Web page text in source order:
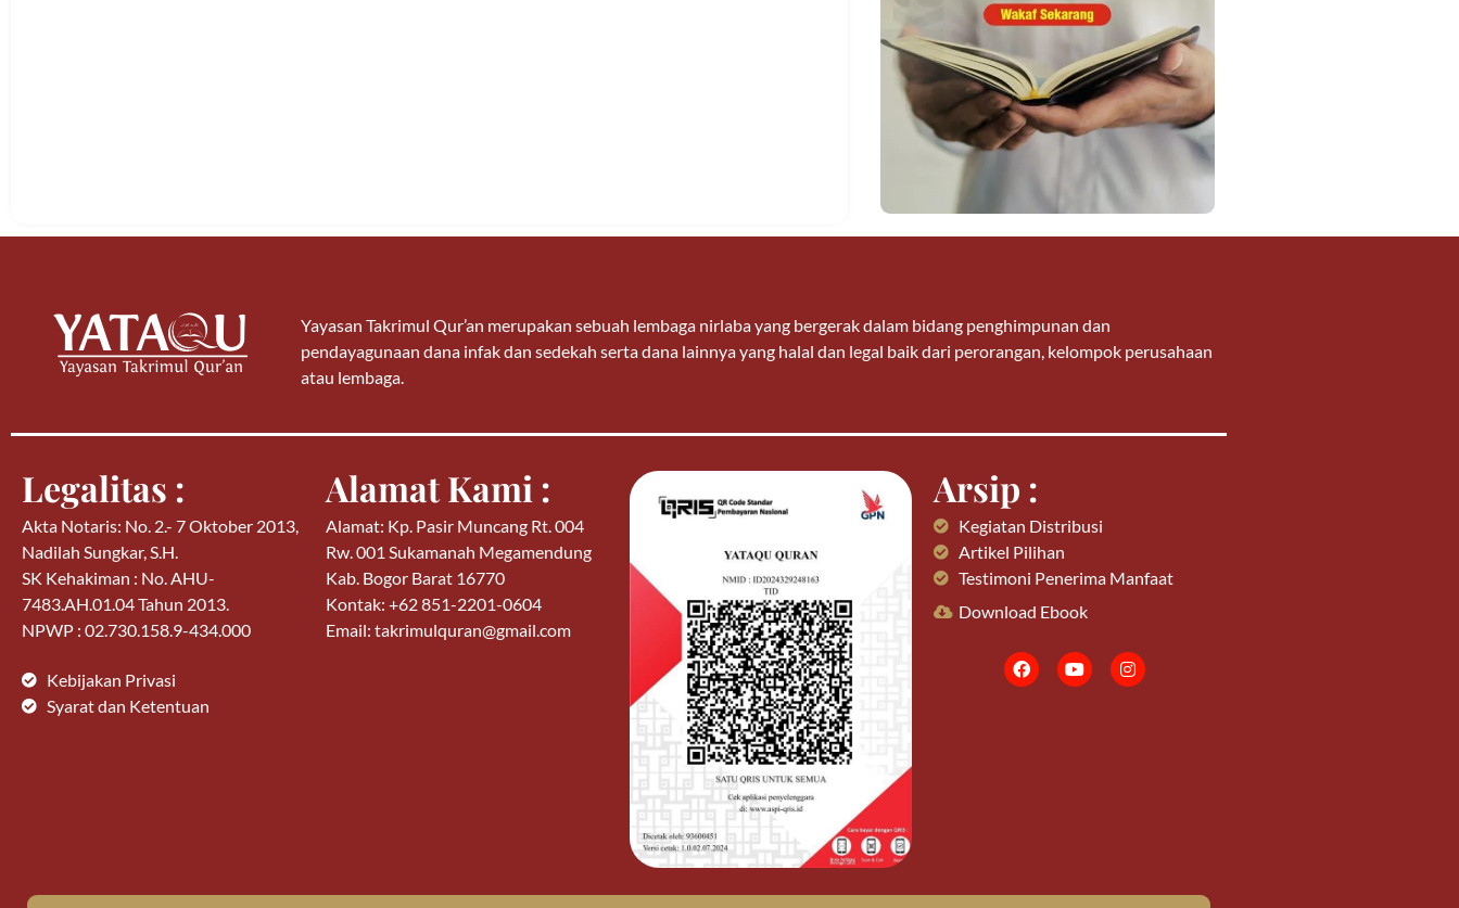
Yayasan Takrimul Qur’an merupakan sebuah lembaga nirlaba yang bergerak dalam bidang penghimpunan dan
pendayagunaan dana infak dan sedekah serta dana lainnya yang halal dan legal baik dari perorangan, kelompok perusahaan
atau lembaga.
Legalitas :
Akta Notaris: No. 2.- 7 Oktober 2013,
Nadilah Sungkar, S.H.
SK Kehakiman : No. AHU-
7483.AH.01.04 Tahun 2013.
NPWP : 02.730.158.9-434.000
Kebijakan Privasi
Syarat dan Ketentuan
Alamat Kami :
Alamat: Kp. Pasir Muncang Rt. 004
Rw. 001 Sukamanah Megamendung
Kab. Bogor Barat 16770
Kontak: +62 851-2201-0604
Email: takrimulquran@gmail.com
Arsip :
Kegiatan Distribusi
Artikel Pilihan
Testimoni Penerima Manfaat
Download Ebook